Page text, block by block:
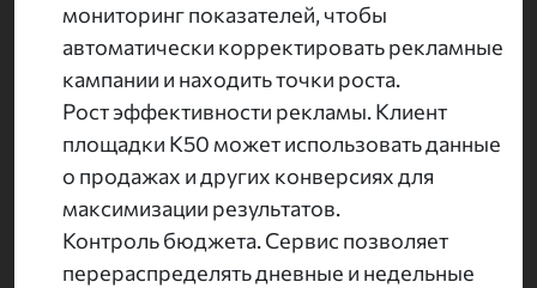
мониторинг показателей, чтобы
автоматически корректировать рекламные
кампании и находить точки роста.
Рост эффективности рекламы. Клиент
площадки K50 может использовать данные
о продажах и других конверсиях для
максимизации результатов.
Контроль бюджета. Сервис позволяет
перераспределять дневные и недельные